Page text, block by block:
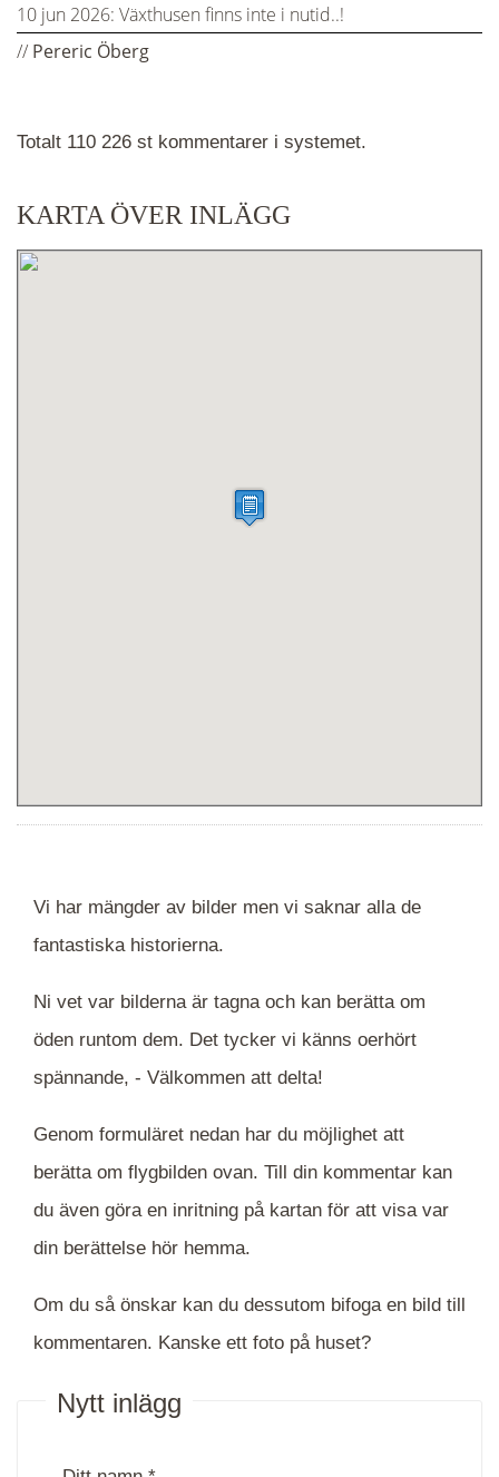
Totalt 110 226 st kommentarer i systemet.
KARTA ÖVER INLÄGG
10 jun 2026: Växthusen finns inte i nutid..!
// Pereric Öberg
Vi har mängder av bilder men vi saknar alla de
fantastiska historierna.
Ni vet var bilderna är tagna och kan berätta om
öden runtom dem. Det tycker vi känns oerhört
spännande, - Välkommen att delta!
Genom formuläret nedan har du möjlighet att
berätta om flygbilden ovan. Till din kommentar kan
du även göra en inritning på kartan för att visa var
din berättelse hör hemma.
Om du så önskar kan du dessutom bifoga en bild till
kommentaren. Kanske ett foto på huset?
Nytt inlägg